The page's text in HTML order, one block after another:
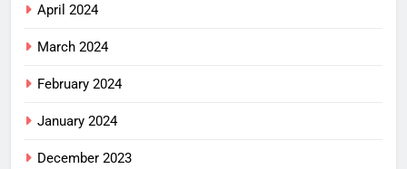
April 2024
March 2024
February 2024
January 2024
December 2023